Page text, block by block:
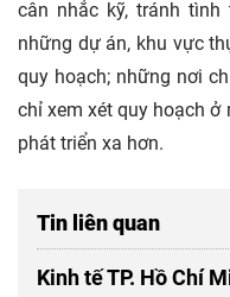
cân nhắc kỹ, tránh
những dự án, khu vực
quy hoạch; những nơi
chỉ xem xét quy hoạch
phát triển xa hơn.
Tin liên quan
Kinh tế TP. Hồ Chí